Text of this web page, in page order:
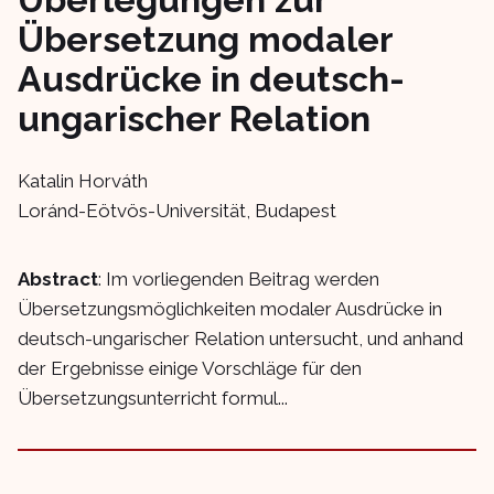
Übersetzung modaler
Ausdrücke in deutsch-
ungarischer Relation
Katalin Horváth
Loránd-Eötvös-Universität, Budapest
Abstract: Im vorliegenden Beitrag werden
Übersetzungsmöglichkeiten modaler Ausdrücke in
deutsch-ungarischer Relation untersucht, und anhand
der Ergebnisse einige Vorschläge für den
Übersetzungsunterricht formul...